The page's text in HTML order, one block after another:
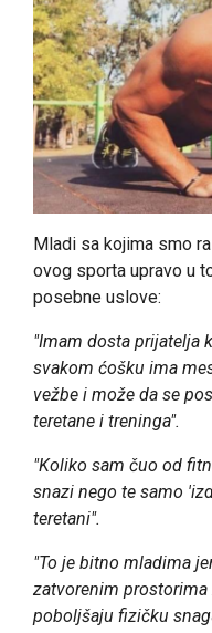
Mladi sa kojima smo
ovog sporta upravo u
posebne uslove:
"Imam dosta prijatelja
svakom ćošku ima
vežbe i može da se
teretane i treninga".
"Koliko sam čuo od
snazi nego te samo
teretani".
"To je bitno mladima
zatvorenim
poboljšaju fizičku